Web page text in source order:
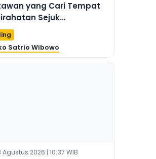
yang Cari Tempat
Sejuk
Pengeluaran
Musim Panas di
Satrio Wibowo
Agustus 2026 | 10:37 WIB